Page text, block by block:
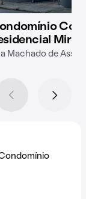
Machado de Assis,